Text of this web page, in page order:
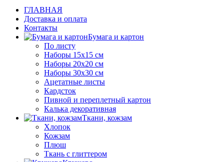
ГЛАВНАЯ
Доставка и оплата
Контакты
Бумага и картон
По листу
Наборы 15х15 см
Наборы 20х20 см
Наборы 30х30 см
Ацетатные листы
Кардсток
Пивной и переплетный картон
Калька декоративная
Ткани, кожзам
Хлопок
Кожзам
Плюш
Ткань с глиттером